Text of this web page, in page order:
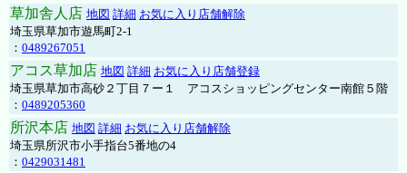
草加舎人店 地図 詳細 お気に入り店舗解除
埼玉県草加市遊馬町2-1
： 0489267051
アコス草加店 地図 詳細 お気に入り店舗登録
埼玉県草加市高砂２丁目７ー１ アコスショッピングセンター南館５階
： 0489205360
所沢本店 地図 詳細 お気に入り店舗解除
埼玉県所沢市小手指台5番地の4
： 0429031481